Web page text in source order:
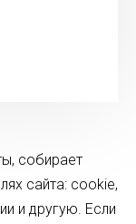
собирает
сайта: cookie,
и другую. Если